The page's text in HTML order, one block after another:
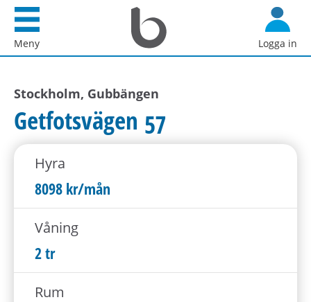
d
t
n
Meny
Startsida
Bostadsförmedlingen
i
AB
Logga in
Stockholm, Gubbängen
Getfotsvägen 57
Hyra
8098 kr/mån
Våning
2 tr
Rum